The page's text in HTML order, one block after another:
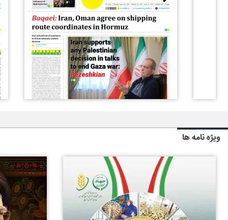
ویژه نامه ها